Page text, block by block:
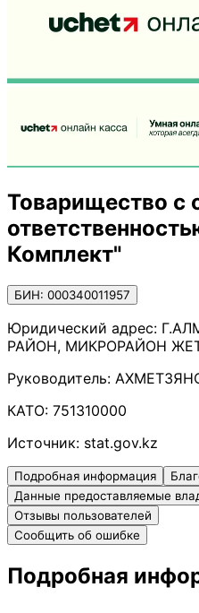
Товарищество с
Комплект"
БИН: 000340011957
Юридический адрес:
РАЙОН, МИКРОРАЙОН
Руководитель:
КАТО: 751310000
Источник: stat.gov.kz
Подробная информация
Данные предоставляемые
Отзывы пользователей
Сообщить об ошибке
Подробная